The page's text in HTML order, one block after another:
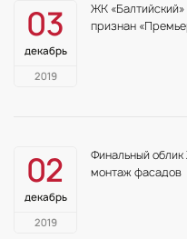
03
декабрь
2019
ЖК
признан
02
декабрь
2019
Финальный
монтаж фасадов